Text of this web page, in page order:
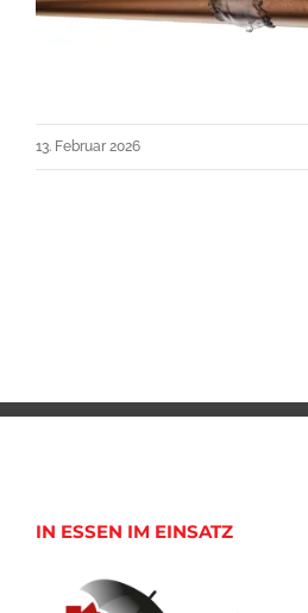
13. Februar 2026
IN ESSEN IM EINSATZ